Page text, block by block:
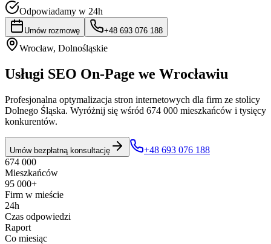
Odpowiadamy w 24h
Umów rozmowę +48 693 076 188
Wrocław, Dolnośląskie
Usługi SEO On-Page we Wrocławiu
Profesjonalna optymalizacja stron internetowych dla firm ze stolicy
Dolnego Śląska. Wyróżnij się wśród 674 000 mieszkańców i tysięcy
konkurentów.
Umów bezpłatną konsultację
+48 693 076 188
674 000
Mieszkańców
95 000+
Firm w mieście
24h
Czas odpowiedzi
Raport
Co miesiąc